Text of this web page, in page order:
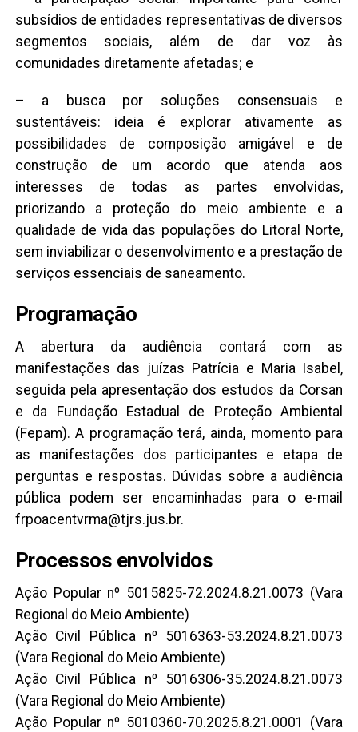
subsídios de entidades representativas de diversos
segmentos sociais, além de dar voz às
comunidades diretamente afetadas; e
– a busca por soluções consensuais e
sustentáveis: ideia é explorar ativamente as
possibilidades de composição amigável e de
construção de um acordo que atenda aos
interesses de todas as partes envolvidas,
priorizando a proteção do meio ambiente e a
qualidade de vida das populações do Litoral Norte,
sem inviabilizar o desenvolvimento e a prestação de
serviços essenciais de saneamento.
Programação
A abertura da audiência contará com as
manifestações das juízas Patrícia e Maria Isabel,
seguida pela apresentação dos estudos da Corsan
e da Fundação Estadual de Proteção Ambiental
(Fepam). A programação terá, ainda, momento para
as manifestações dos participantes e etapa de
perguntas e respostas. Dúvidas sobre a audiência
pública podem ser encaminhadas para o e-mail
frpoacentvrma@tjrs.jus.br.
Processos envolvidos
Ação Popular nº 5015825-72.2024.8.21.0073 (Vara
Regional do Meio Ambiente)
Ação Civil Pública nº 5016363-53.2024.8.21.0073
(Vara Regional do Meio Ambiente)
Ação Civil Pública nº 5016306-35.2024.8.21.0073
(Vara Regional do Meio Ambiente)
Ação Popular nº 5010360-70.2025.8.21.0001 (Vara